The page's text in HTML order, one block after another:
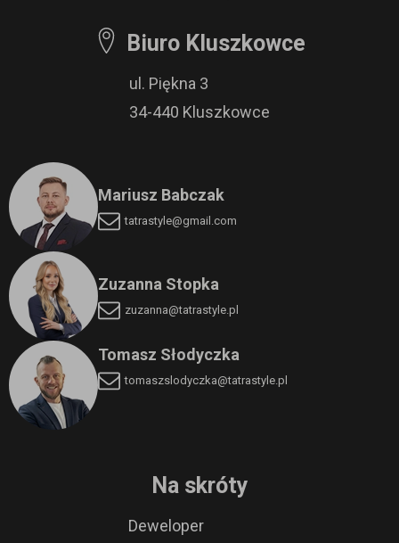
Biuro Kluszkowce
ul. Piękna 3
34-440 Kluszkowce
Mariusz Babczak
tatrastyle@gmail.com
Zuzanna Stopka
zuzanna@tatrastyle.pl
Tomasz Słodyczka
tomaszslodyczka@tatrastyle.pl
Na skróty
Deweloper